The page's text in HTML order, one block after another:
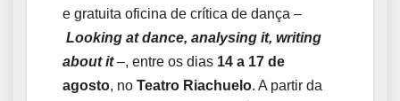
e gratuita oficina de crítica de dança –
Looking at dance, analysing it, writing
about it–, entre os dias 14 a 17 de
agosto, no Teatro Riachuelo. A partir da